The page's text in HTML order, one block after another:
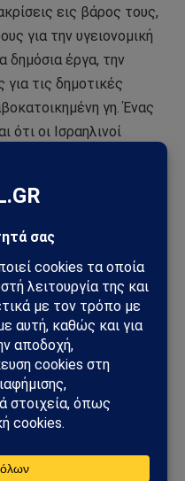
εις βάρος τους,
για την υγειονομική
δημόσια έργα, την
τις δημοτικές
γη. Ένας
ότι οι Ισραηλινοί
τους ταυτότητα.
Παλαιστίνιοι ήταν
κατανοητοί από τους
έφυγαν για να ζήσουν
κράτος του
των Έξι Ημερών του
Παλαιστινίων έχει
για την
ταυτότητα, ιδίως τα
την ανάμνηση της Αλ